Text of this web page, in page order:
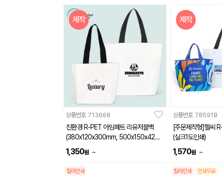
제작
상품번호 713668
친환경 R-PET 아임페트 리유저블백
(380x120x300mm, 500x150x420
mm)
1,350원 ~
칼라인쇄
제작
상품번호 785918
[주문제작형]헬씨
(실크1도인쇄)
1,570원 ~
칼라인쇄 인쇄무료